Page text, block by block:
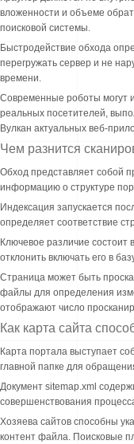
вложенности и объеме
поисковой системы.
Быстродействие обхода
перегружать сервер и не
времени.
Современные роботы могут
реальных посетителей,
Вулкан актуальных веб-
Чем разнится
Обход представляет собой
информацию о структуре
Индексация запускается
определяет соответствие
Ключевое различие состоит
отклонить включать его в
Страница может быть
файлы для определения
отображают число
Как карта сайта
Карта портала выступает
главной папке для
Документ sitemap.xml
совершенствования
Хозяева сайтов способны
контент файла. Поисковые